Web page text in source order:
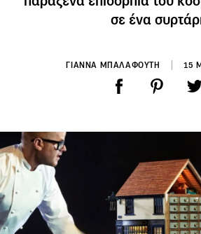
σε ένα
ΓΙΑΝΝΑ ΜΠΑΛΑΦΟΥΤΗ 15